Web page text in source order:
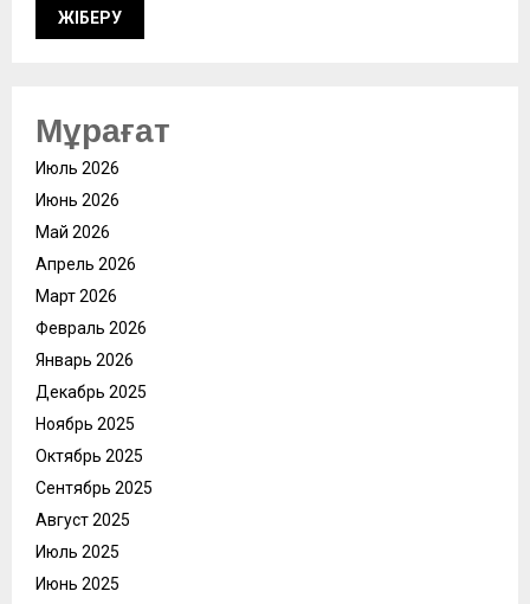
Мұрағат
Июль 2026
Июнь 2026
Май 2026
Апрель 2026
Март 2026
Февраль 2026
Январь 2026
Декабрь 2025
Ноябрь 2025
Октябрь 2025
Сентябрь 2025
Август 2025
Июль 2025
Июнь 2025